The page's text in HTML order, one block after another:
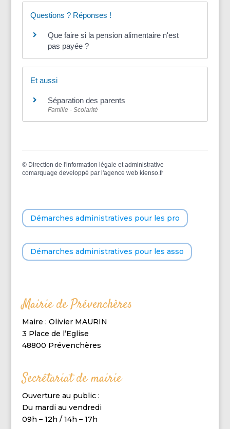
Questions ? Réponses !
Que faire si la pension alimentaire n'est
pas payée ?
Et aussi
Séparation des parents
Famille - Scolarité
© Direction de l'information légale et administrative
comarquage developpé par l'agence web kienso.fr
Démarches administratives pour les pro
Démarches administratives pour les asso
Mairie de Prévenchères
Maire : Olivier MAURIN
3 Place de l’Eglise
48800 Prévenchères
Secrétariat de mairie
Ouverture au public :
Du mardi au vendredi
09h – 12h / 14h – 17h